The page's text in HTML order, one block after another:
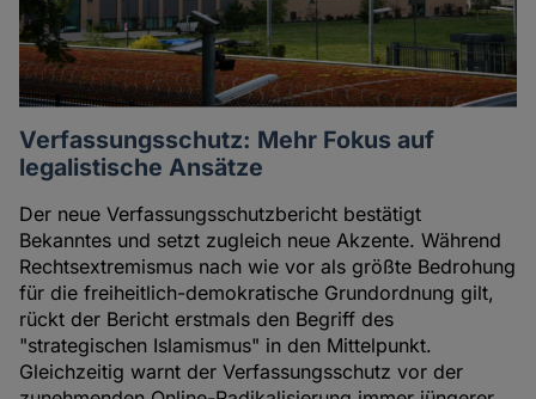
Verfassungsschutz: Mehr Fokus auf
legalistische Ansätze
Der neue Verfassungsschutzbericht bestätigt
Bekanntes und setzt zugleich neue Akzente. Während
Rechtsextremismus nach wie vor als größte Bedrohung
für die freiheitlich-demokratische Grundordnung gilt,
rückt der Bericht erstmals den Begriff des
"strategischen Islamismus" in den Mittelpunkt.
Gleichzeitig warnt der Verfassungsschutz vor der